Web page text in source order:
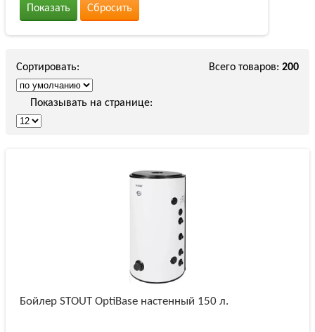
Показать Сбросить
Всего товаров: 200
Сортировать:
Показывать на странице:
Бойлер STOUT OptiBase настенный 150 л.